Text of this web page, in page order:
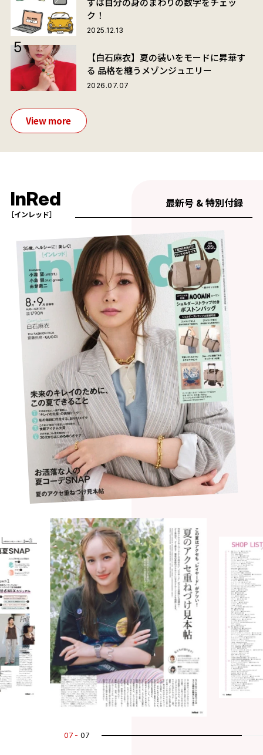
ク！
2025.12.13
【白石麻衣】夏の装いをモードに昇華す
る 品格を纏うメゾンジュエリー
2026.07.07
View more
InRed
［インレッド］
最新号 & 特別付録
07 07